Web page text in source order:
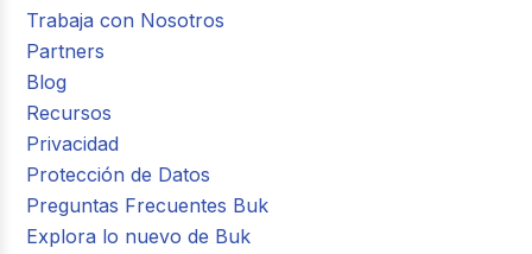
Trabaja con Nosotros
Partners
Blog
Recursos
Privacidad
Protección de Datos
Preguntas Frecuentes Buk
Explora lo nuevo de Buk